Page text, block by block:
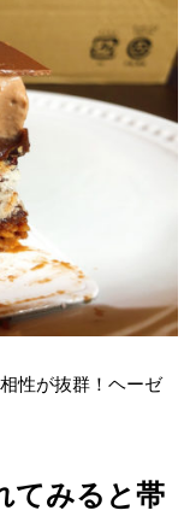
性が抜群！ヘーゼ
てみると帯